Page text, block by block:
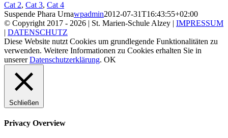
Cat 2, Cat 3, Cat 4
Suspende Phara Urnawpadmin2012-07-31T16:43:55+02:00
© Copyright 2017 - 2026 | St. Marien-Schule Alzey | IMPRESSUM
| DATENSCHUTZ
Diese Website nutzt Cookies um grundlegende Funktionalitäten zu
verwenden. Weitere Informationen zu Cookies erhalten Sie in
unsererDatenschutzerklärung. OK
Schließen
Privacy Overview